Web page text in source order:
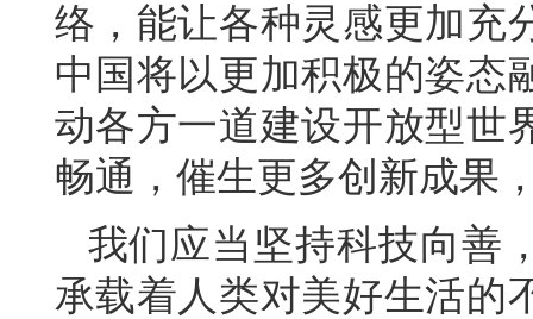
络，能让各种灵感更加充
中国将以更加积极的姿态
动各方一道建设开放型世
畅通，催生更多创新成果
我们应当坚持科技向善
承载着人类对美好生活的